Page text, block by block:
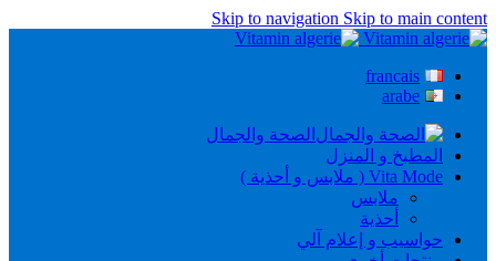
Skip to navigation Skip to main content
francais
arabe
الصحة والجمال
المطبخ و المنزل
Vita Mode ( ملابس و أحذية )
ملابس
أحذية
حواسيب و إعلام آلي